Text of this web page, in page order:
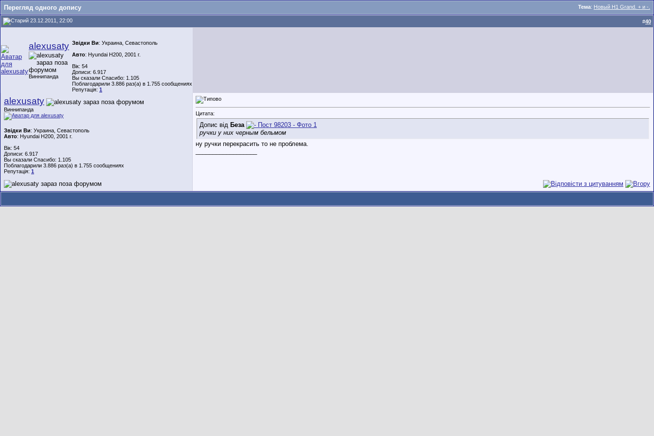
Тема: Новый H1 Grand. + и -.
Перегляд одного допису
23.12.2011, 22:00 #40
alexusaty
Виннипанда
Звідки Ви: Украина, Севастополь
Авто: Hyundai H200, 2001 г.
Вік: 54
Дописи: 6.917
Вы сказали Спасибо: 1.105
Поблагодарили 3.886 раз(а) в 1.755 сообщениях
Репутація: 1
alexusaty
Виннипанда
Звідки Ви: Украина, Севастополь
Авто: Hyundai H200, 2001 г.
Вік: 54
Дописи: 6.917
Вы сказали Спасибо: 1.105
Поблагодарили 3.886 раз(а) в 1.755 сообщениях
Репутація: 1
Цитата:
Допис від Беза
ручки у них черным бельмом
ну ручки перекрасить то не проблема.